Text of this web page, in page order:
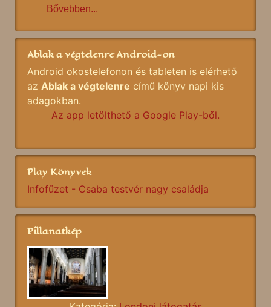
Bővebben...
Ablak a végtelenre Android-on
Android okostelefonon és tableten is elérhető
az Ablak a végtelenre című könyv napi kis
adagokban.
Az app letölthető a Google Play-ből.
Play Könyvek
Infofüzet - Csaba testvér nagy családja
Pillanatkép